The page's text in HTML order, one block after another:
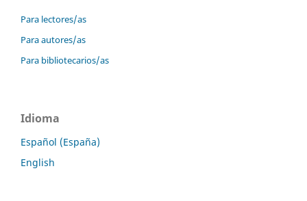
Para lectores/as
Para autores/as
Para bibliotecarios/as
Idioma
Español (España)
English